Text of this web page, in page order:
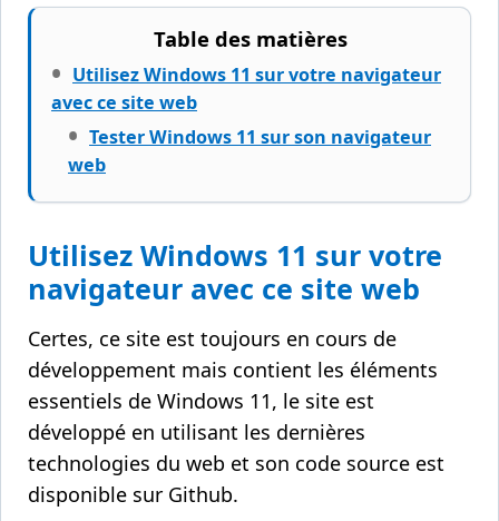
Table des matières
Utilisez Windows 11 sur votre navigateur
avec ce site web
Tester Windows 11 sur son navigateur
web
Utilisez Windows 11 sur votre
navigateur avec ce site web
Certes, ce site est toujours en cours de
développement mais contient les éléments
essentiels de Windows 11, le site est
développé en utilisant les dernières
technologies du web et son code source est
disponible sur Github.